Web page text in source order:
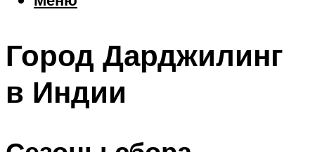
Шоппинг
Что посетить
Город Дарджилинг
в Индии